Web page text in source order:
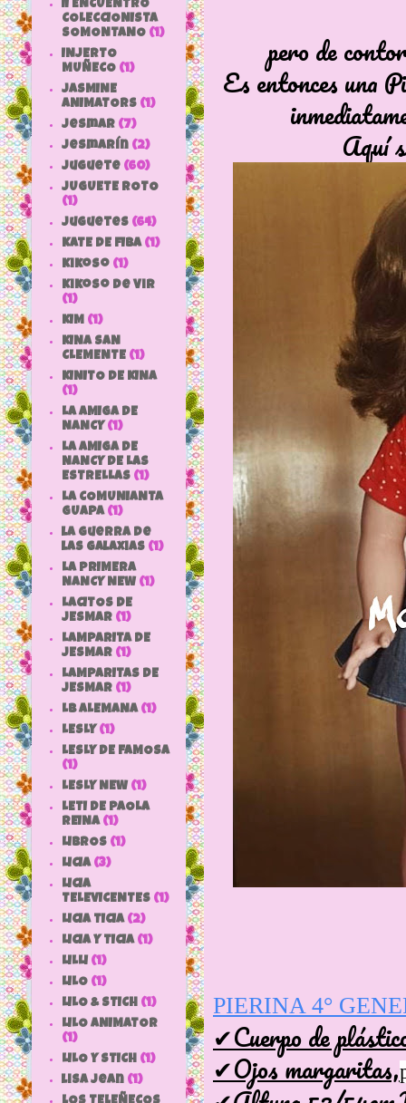
pero de
Es entonces una
Aquí
PIERINA 4°
✔Cuerpo de
✔Ojos margaritas,
II ENCUENTRO
COLECCIONISTA
SOMONTANO (1)
INJERTO
MUÑECO (1)
JASMINE
ANIMATORS (1)
jesmar (7)
jesmarín (2)
juguete (60)
JUGUETE ROTO
(1)
Juguetes (64)
KATE DE FIBA (1)
Kikoso (1)
Kikoso de Vir
(1)
KIM (1)
KINA SAN
CLEMENTE (1)
KINITO DE KINA
(1)
LA AMIGA DE
NANCY (1)
LA AMIGA DE
NANCY DE LAS
ESTRELLAS (1)
LA COMUNIANTA
GUAPA (1)
la guerra de
las galaxias (1)
LA PRIMERA
NANCY NEW (1)
LACITOS DE
JESMAR (1)
LAMPARITA DE
JESMAR (1)
LAMPARITAS DE
JESMAR (1)
LB ALEMANA (1)
LESLY (1)
LESLY DE FAMOSA
(1)
LESLY NEW (1)
LETI DE PAOLA
REINA (1)
LIBROS (1)
LICIA (3)
LICIA
TELEVICENTES (1)
LICIA TICIA (2)
LICIA Y TICIA (1)
LILLI (1)
LILO (1)
LILO & STICH (1)
LILO ANIMATOR
(1)
LILO Y STICH (1)
lisa jean (1)